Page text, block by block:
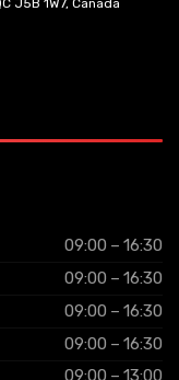
J5B 1W7, Canada
09:00 – 16:30
09:00 – 16:30
09:00 – 16:30
09:00 – 16:30